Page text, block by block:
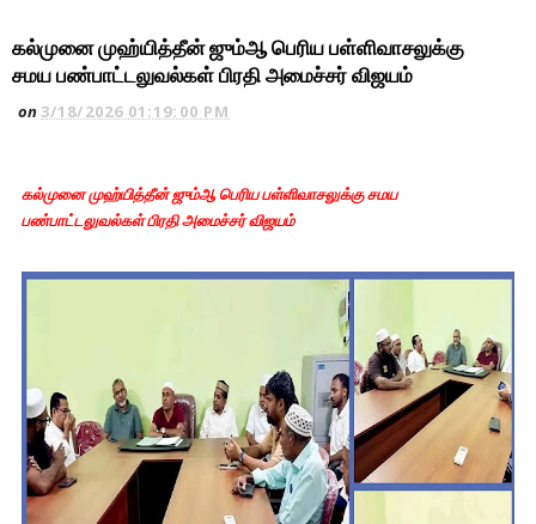
கல்முனை முஹ்யித்தீன் ஜும்ஆ பெரிய பள்ளிவாசலுக்கு
சமய பண்பாட்டலுவல்கள் பிரதி அமைச்சர் விஜயம்
on3/18/2026 01:19:00 PM
கல்முனை முஹ்யித்தீன் ஜும்ஆ பெரிய பள்ளிவாசலுக்கு சமய
பண்பாட்டலுவல்கள் பிரதி அமைச்சர் விஜயம்